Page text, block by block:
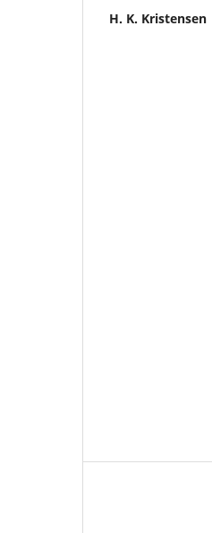
H. K. Kristensen